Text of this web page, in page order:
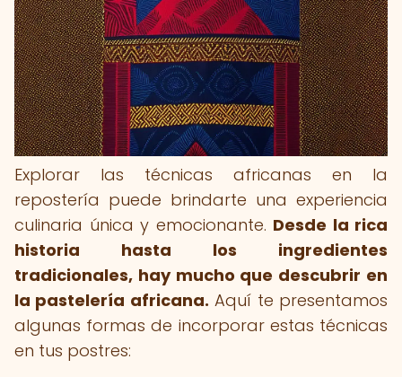
Explorar las técnicas africanas en la
repostería puede brindarte una experiencia
culinaria única y emocionante. Desde la rica
historia hasta los ingredientes
tradicionales, hay mucho que descubrir en
la pastelería africana. Aquí te presentamos
algunas formas de incorporar estas técnicas
en tus postres: